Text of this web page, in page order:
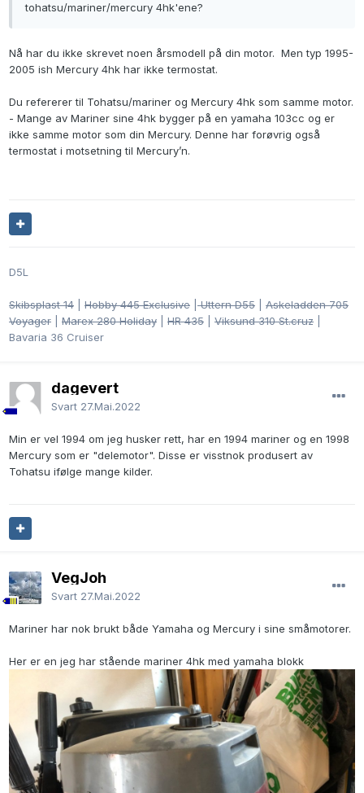
tohatsu/mariner/mercury 4hk'ene?
Nå har du ikke skrevet noen årsmodell på din motor. Men typ 1995-
2005 ish Mercury 4hk har ikke termostat.
Du refererer til Tohatsu/mariner og Mercury 4hk som samme motor.
- Mange av Mariner sine 4hk bygger på en yamaha 103cc og er
ikke samme motor som din Mercury. Denne har forøvrig også
termostat i motsetning til Mercury’n.
D5L
Skibsplast 14 Hobby 445 Exclusive Uttern D55
Askeladden 705
Voyager
Marex 280 Holiday HR 435 Viksund 310 St.cruz
Bavaria 36 Cruiser
dagevert
Svart 27.Mai.2022
Min er vel 1994 om jeg husker rett, har en 1994 mariner og en 1998
Mercury som er "delemotor". Disse er visstnok produsert av
Tohatsu ifølge mange kilder.
VegJoh
Svart 27.Mai.2022
Mariner har nok brukt både Yamaha og Mercury i sine småmotorer.
Her er en jeg har stående mariner 4hk med yamaha blokk